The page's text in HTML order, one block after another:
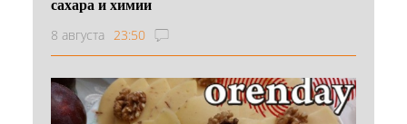
8 августа 23:50